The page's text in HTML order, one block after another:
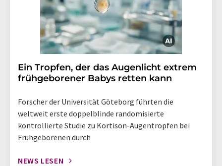
Ein Tropfen, der das Augenlicht extrem
frühgeborener Babys retten kann
Forscher der Universität Göteborg führten die
weltweit erste doppelblinde randomisierte
kontrollierte Studie zu Kortison-Augentropfen bei
Frühgeborenen durch
NEWS LESEN